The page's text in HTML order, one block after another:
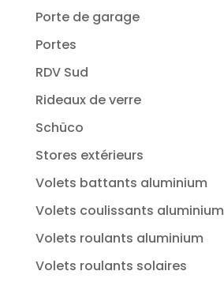
Porte de garage
Portes
RDV Sud
Rideaux de verre
Schüco
Stores extérieurs
Volets battants aluminium
Volets coulissants aluminium
Volets roulants aluminium
Volets roulants solaires